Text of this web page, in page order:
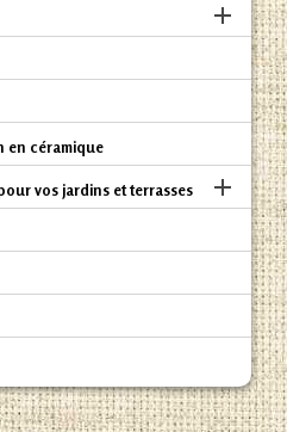

en céramique
vos jardins et terrasses 